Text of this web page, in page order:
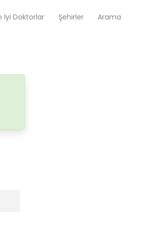
İyi Doktorlar Şehirler Arama